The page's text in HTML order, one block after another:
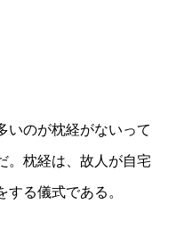
いのが枕経がないって
。枕経は、故人が自宅
る儀式である。